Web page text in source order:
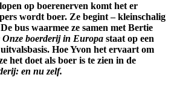
op boerenerven komt het er
wordt boer. Ze begint – kleinschalig
bus waarmee ze samen met Bertie
Onze boerderij in Europa staat op een
Hoe Yvon het ervaart om
het doet als boer is te zien in de
en nu zelf.